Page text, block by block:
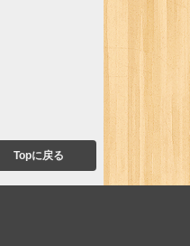
Topに戻る